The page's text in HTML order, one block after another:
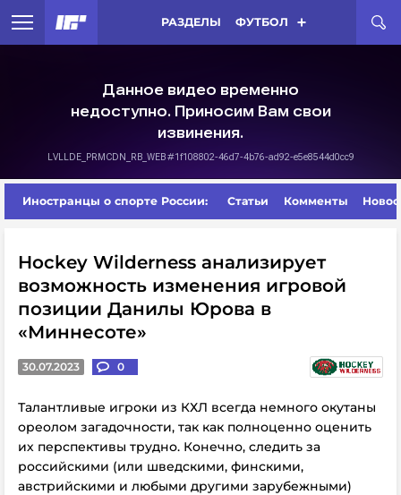
РАЗДЕЛЫ ФУТБОЛ
Иностранцы о спорте России: Статьи Комменты
Hockey Wilderness анализирует
возможность изменения игровой
позиции Данилы Юрова в
«Миннесоте»
30.07.2023 0
Талантливые игроки из КХЛ всегда немного окутаны
ореолом загадочности, так как полноценно оценить
их перспективы трудно. Конечно, следить за
российскими (или шведскими, финскими,
австрийскими и любыми другими зарубежными)